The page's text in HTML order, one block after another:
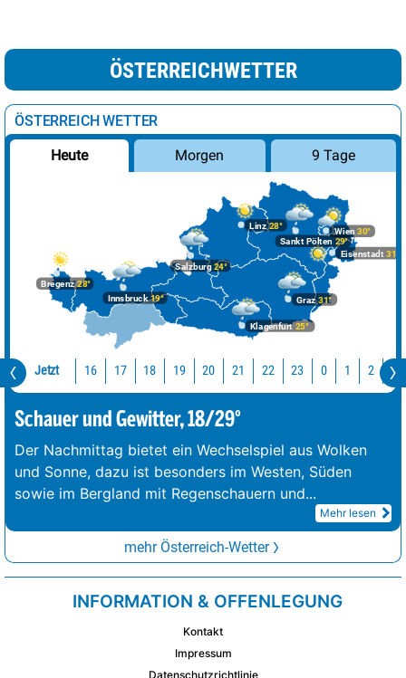
ÖSTERREICHWETTER
ÖSTERREICH WETTER
Heute Morgen 9 Tage
Bregenz28°
Graz31°
Innsbruck19°
Klagenfurt 25°
Linz28°
Salzburg24°
Wien 30°
Eisenstadt 31°
Sankt Pölten 29°
Jetzt 16 17 18 19 20 21 22 23 0 1 2 3
Schauer und Gewitter, 18/29°
Der Nachmittag bietet ein Wechselspiel aus Wolken
und Sonne, dazu ist besonders im Westen, Süden
sowie im Bergland mit Regenschauern und...
Mehr lesen
mehr Österreich-Wetter
INFORMATION & OFFENLEGUNG
Kontakt
Impressum
Datenschutzrichtlinie